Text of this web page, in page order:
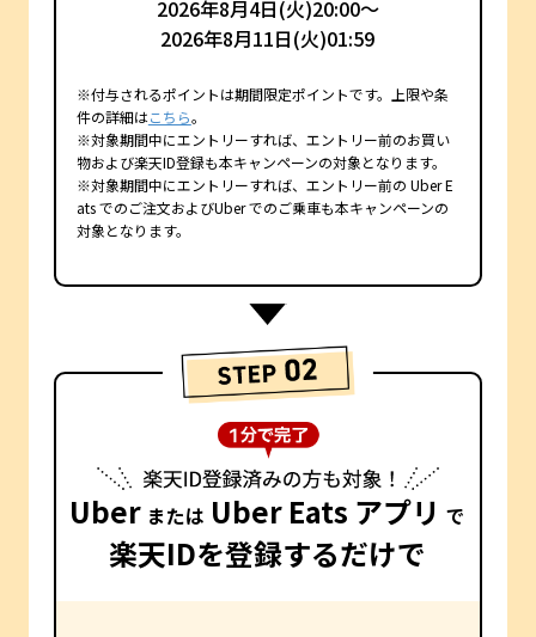
2026年8月4日(火)20:00～
2026年8月11日(火)01:59
※付与されるポイントは期間限定ポイントです。上限や条
件の詳細はこちら。
※対象期間中にエントリーすれば、エントリー前のお買い
物および楽天ID登録も本キャンペーンの対象となります。
※対象期間中にエントリーすれば、エントリー前の Uber E
ats でのご注文およびUber でのご乗車も本キャンペーンの
対象となります。
Uber または Uber Eats アプリで
楽天IDを登録するだけで